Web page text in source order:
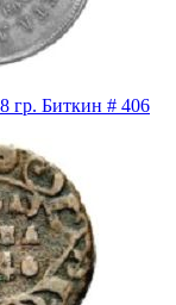
Биткин # 406